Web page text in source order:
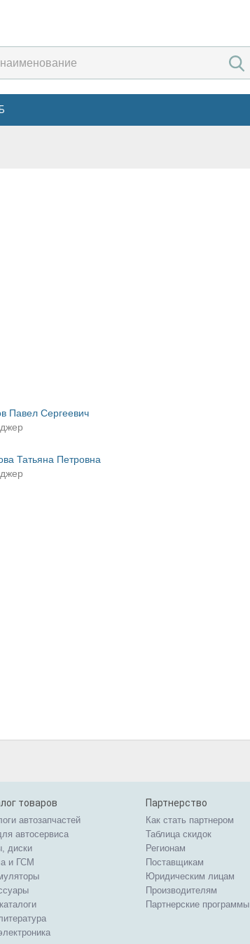
Павел Сергеевич
Татьяна Петровна
товаров
автозапчастей
автосервиса
диски
и ГСМ
Партнерство
Как стать партнером
Таблица скидок
Регионам
Поставщикам
Юридическим лицам
Производителям
Партнерские программы